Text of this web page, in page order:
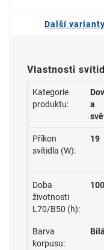
Další varianty
Vlastnosti
Kategorie
produktu:
a
Příkon
svítidla (W):
19
Doba
životnosti
L70/B50 (h):
Barva
korpusu:
Bílá